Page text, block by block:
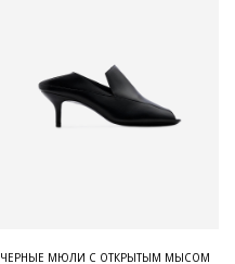
ЧЕРНЫЕ МЮЛИ С ОТКРЫТЫМ МЫСОМ